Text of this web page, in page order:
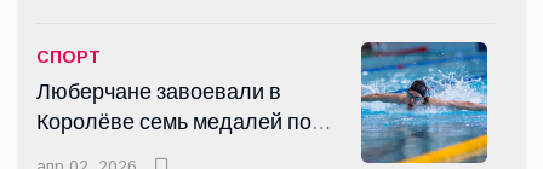
СПОРТ
Люберчане завоевали в
Королёве семь медалей по